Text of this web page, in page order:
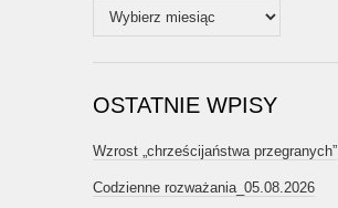
Archiwum
OSTATNIE WPISY
Wzrost „chrześcijaństwa przegranych”
Codzienne rozważania_05.08.2026